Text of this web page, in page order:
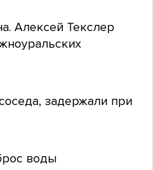
Алексей Текслер
задержали при
воды